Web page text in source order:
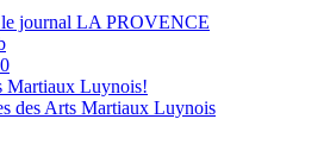
le journal LA PROVENCE
Martiaux Luynois!
des Arts Martiaux Luynois